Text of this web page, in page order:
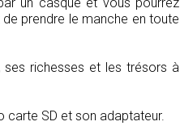
prendre le manche en toute
ses richesses et les trésors à
carte SD et son adaptateur.